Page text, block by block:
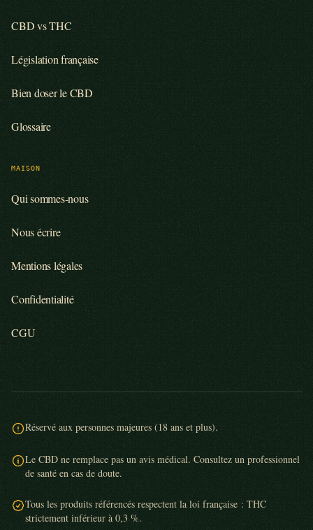
CBD vs THC
Législation française
Bien doser le CBD
Glossaire
MAISON
Qui sommes-nous
Nous écrire
Mentions légales
Confidentialité
CGU
Réservé aux personnes majeures (18 ans et plus).
Le CBD ne remplace pas un avis médical. Consultez un professionnel
de santé en cas de doute.
Tous les produits référencés respectent la loi française : THC
strictement inférieur à 0,3 %.